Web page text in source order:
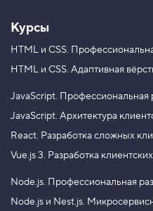
Курсы
HTML и CSS.
HTML и CSS. Адаптивная
JavaScript. Профессиональная
JavaScript. Архитектура
React. Разработка сложных
Vue.js 3. Разработка
Node.js. Профессиональная
Node.js и Nest.js.